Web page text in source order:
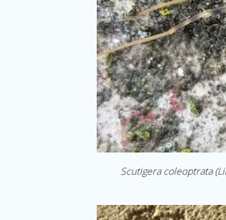
Scutigera coleoptrata